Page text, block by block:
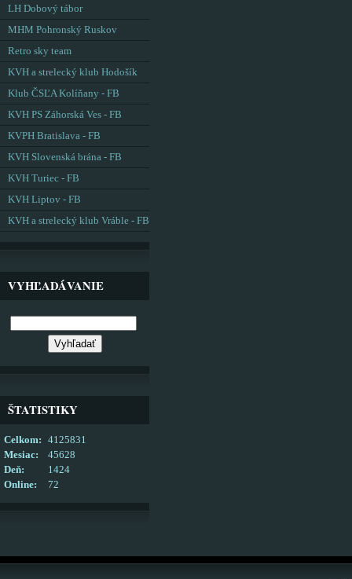
LH Dobový tábor
MHM Pohronský Ruskov
Retro sky team
KVH a strelecký klub Hodošík
Klub ČSĽA Kolíňany - FB
KVH PS Záhorská Ves - FB
KVPH Bratislava - FB
KVH Slovenská brána - FB
KVH Turiec - FB
KVH Liptov - FB
KVH a strelecký klub Vráble - FB
VYHĽADÁVANIE
ŠTATISTIKY
Online: 72
Celkom:
4125831
Mesiac:
45628
Deň:
1424